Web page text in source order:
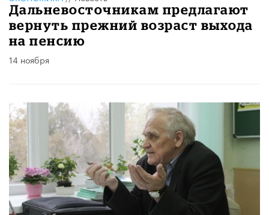
Дальневосточникам предлагают
вернуть прежний возраст выхода
на пенсию
14 ноября